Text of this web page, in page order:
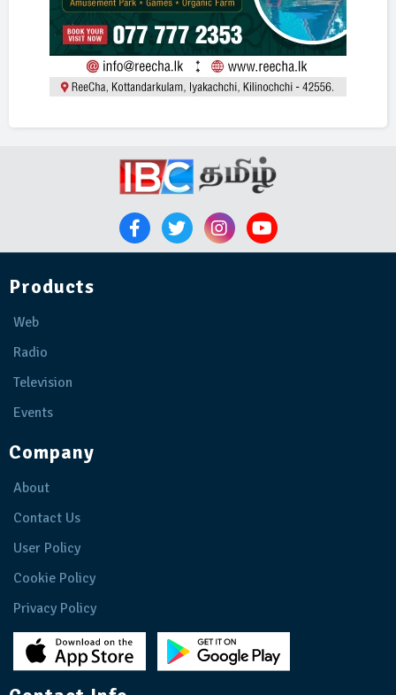
Products
Web
Radio
Television
Events
Company
About
Contact Us
User Policy
Cookie Policy
Privacy Policy